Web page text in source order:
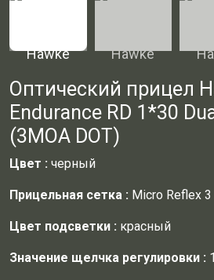
Оптический прицел
Endurance RD 1*30
(3MOA DOT)
Цвет : черный
Прицельная сетка : Micro Reflex
Цвет подсветки : красный
Значение щелчка регулировки :